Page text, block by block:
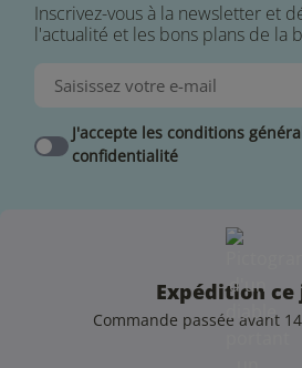
Inscrivez-vous à la newsletter et
l'actualité et les bons plans de la
J'accepte les conditions
confidentialité
Expédition ce
Commande passée avant